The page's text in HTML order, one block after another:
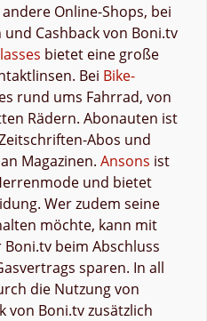
Online-Shops, bei
Cashback von Boni.tv
bietet eine große
Bei Bike-
rund ums Fahrrad, von
Rädern. Abonauten ist
Abos und
Magazinen. Ansons ist
und bietet
Wer zudem seine
möchte, kann mit
Boni.tv beim Abschluss
sparen. In all
die Nutzung von
von Boni.tv zusätzlich